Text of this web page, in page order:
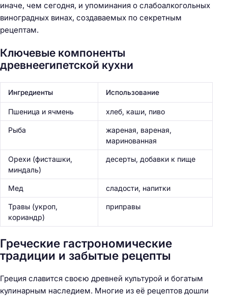
иначе, чем сегодня, и упоминания о слабоалкогольных
виноградных винах, создаваемых по секретным
рецептам.
Ключевые компоненты
древнеегипетской кухни
Ингредиенты Использование
Пшеница и ячмень хлеб, каши, пиво
Рыба
жареная, вареная,
маринованная
Орехи (фисташки,
миндаль)
десерты, добавки к пище
Мед сладости, напитки
Травы (укроп,
кориандр)
приправы
Греческие гастрономические
традиции и забытые рецепты
Греция славится своєю древней культурой и богатым
кулинарным наследием. Многие из её рецептов дошли